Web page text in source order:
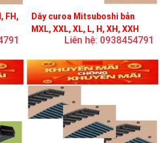
FH,
Dây curoa Mitsuboshi bản
MXL, XXL, XL, L, H, XH, XXH
Liên hệ: 0938454791